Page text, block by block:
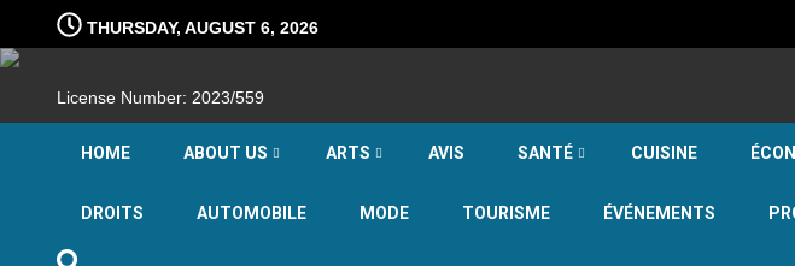
content
THURSDAY, AUGUST 6, 2026
License Number: 2023/559
HOME ABOUT US ARTS AVIS SANTÉ CUISINE
DROITS AUTOMOBILE MODE TOURISME ÉVÉNEMENTS